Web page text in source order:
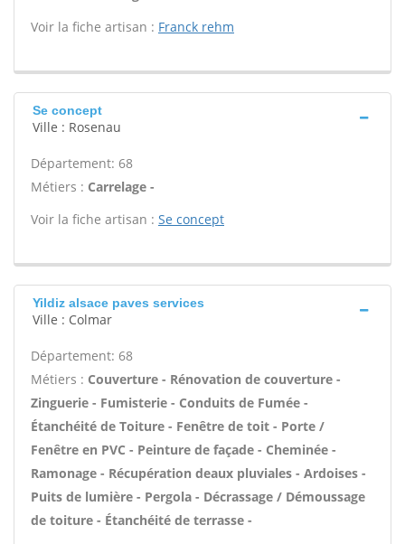
Voir la fiche artisan : Franck rehm
Se concept
Ville : Rosenau
Département: 68
Métiers : Carrelage -
Voir la fiche artisan : Se concept
Yildiz alsace paves services
Ville : Colmar
Département: 68
Métiers : Couverture - Rénovation de couverture -
Zinguerie - Fumisterie - Conduits de Fumée -
Étanchéité de Toiture - Fenêtre de toit - Porte /
Fenêtre en PVC - Peinture de façade - Cheminée -
Ramonage - Récupération deaux pluviales - Ardoises -
Puits de lumière - Pergola - Décrassage / Démoussage
de toiture - Étanchéité de terrasse -